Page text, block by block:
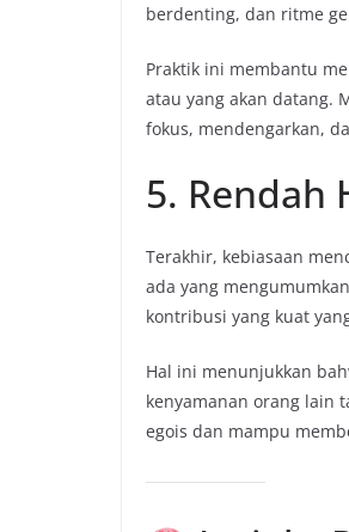
berdenting, dan ritme
Praktik ini membantu
atau yang akan datang.
fokus, mendengarkan,
5. Rendah
Terakhir, kebiasaan
ada yang
kontribusi yang kuat
Hal ini menunjukkan
kenyamanan orang lain
egois dan mampu